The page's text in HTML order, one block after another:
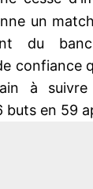
un
du
confiance
à suivre
buts en 59